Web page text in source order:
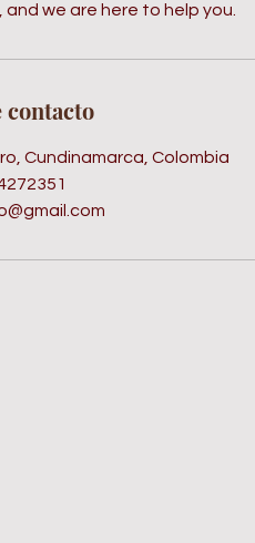
we are here to help you.
contacto
Cundinamarca, Colombia